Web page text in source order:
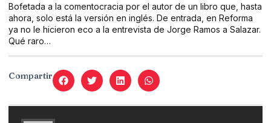
Bofetada a la comentocracia por el autor de un libro que, hasta
ahora, solo está la versión en inglés. De entrada, en Reforma
ya no le hicieron eco a la entrevista de Jorge Ramos a Salazar.
Qué raro…
Compartir